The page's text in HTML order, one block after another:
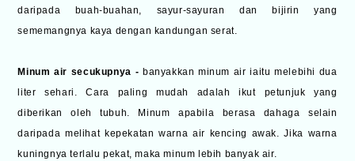
daripada buah-buahan, sayur-sayuran dan bijirin yang
sememangnya kaya dengan kandungan serat.
Minum air secukupnya - banyakkan minum air iaitu melebihi dua
liter sehari. Cara paling mudah adalah ikut petunjuk yang
diberikan oleh tubuh. Minum apabila berasa dahaga selain
daripada melihat kepekatan warna air kencing awak. Jika warna
kuningnya terlalu pekat, maka minum lebih banyak air.